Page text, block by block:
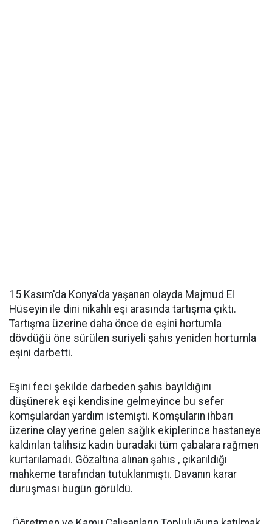
15 Kasım'da Konya'da yaşanan olayda Majmud El
Hüseyin ile dini nikahlı eşi arasında tartışma çıktı.
Tartışma üzerine daha önce de eşini hortumla
dövdüğü öne sürülen suriyeli şahıs yeniden hortumla
eşini darbetti.
Eşini feci şekilde darbeden şahıs bayıldığını
düşünerek eşi kendisine gelmeyince bu sefer
komşulardan yardım istemişti. Komşuların ihbarı
üzerine olay yerine gelen sağlık ekiplerince hastaneye
kaldırılan talihsiz kadın buradaki tüm çabalara rağmen
kurtarılamadı. Gözaltına alınan şahıs , çıkarıldığı
mahkeme tarafından tutuklanmıştı. Davanın karar
duruşması bugün görüldü.